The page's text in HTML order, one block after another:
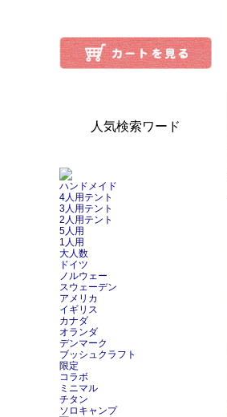
人気検索ワード
ハンドメイド
4人用テント
3人用テント
2人用テント
5人用
1人用
大人数
ドイツ
ノルウェー
スウェーデン
アメリカ
イギリス
カナダ
オランダ
デンマーク
ブッシュクラフト
限定
コラボ
ミニマル
チタン
ソロキャンプ